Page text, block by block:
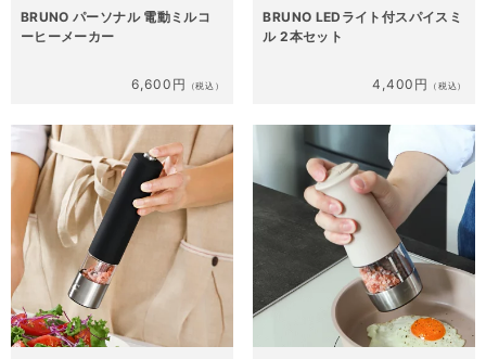
BRUNO パーソナル 電動ミルコ
ーヒーメーカー
6,600円 （税込）
BRUNO LEDライト付スパイスミ
ル 2本セット
4,400円 （税込）